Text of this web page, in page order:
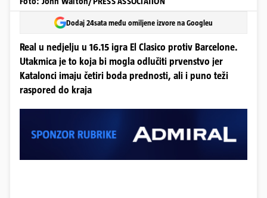
Dodaj 24sata među omiljene izvore na Googleu
Real u nedjelju u 16.15 igra El Clasico protiv Barcelone.
Utakmica je to koja bi mogla odlučiti prvenstvo jer
Katalonci imaju četiri boda prednosti, ali i puno teži
raspored do kraja